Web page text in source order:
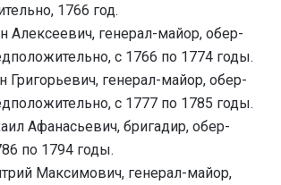
1766 год.
Алексеевич, генерал-майор, обер-
с 1766 по 1774 годы.
Григорьевич, генерал-майор, обер-
с 1777 по 1785 годы.
Афанасьевич, бригадир, обер-
по 1794 годы.
Максимович, генерал-майор,